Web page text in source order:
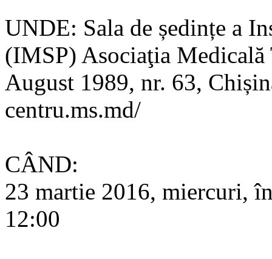
UNDE: Sala de ședințe a
(IMSP) Asociaţia
August 1989, nr. 63,
centru.ms.md/
CÂND:
23 martie 2016, miercuri,
12:00